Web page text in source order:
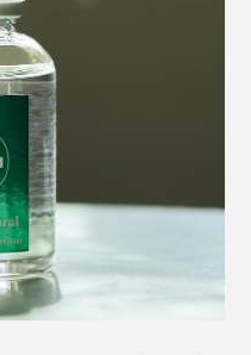
じんで、ベタつくことな